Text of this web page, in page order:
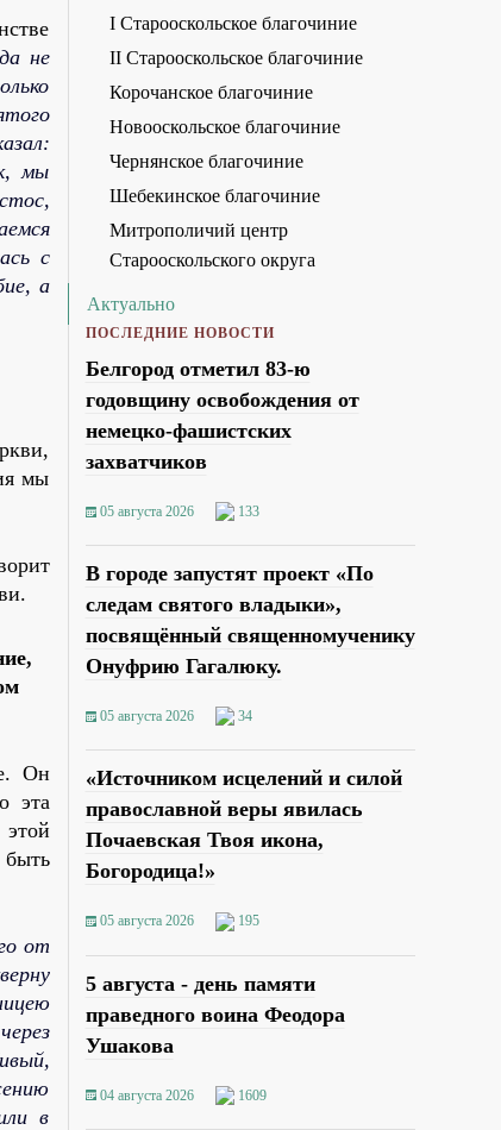
не
мы
с
а
мы
Он
эта
быть
от
в
I Старооскольское благочиние
II Старооскольское благочиние
Корочанское благочиние
Новооскольское благочиние
Чернянское благочиние
Шебекинское благочиние
Митрополичий центр
Старооскольского округа
Актуально
ПОСЛЕДНИЕ НОВОСТИ
Белгород отметил 83-ю
годовщину освобождения от
немецко-фашистских
захватчиков
05 августа 2026 133
В городе запустят проект «По
следам святого владыки»,
посвящённый священномученику
Онуфрию Гагалюку.
05 августа 2026 34
«Источником исцелений и силой
православной веры явилась
Почаевская Твоя икона,
Богородица!»
05 августа 2026 195
5 августа - день памяти
праведного воина Феодора
Ушакова
04 августа 2026 1609